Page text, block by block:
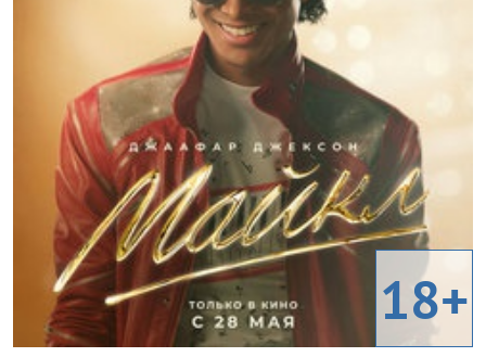
18+